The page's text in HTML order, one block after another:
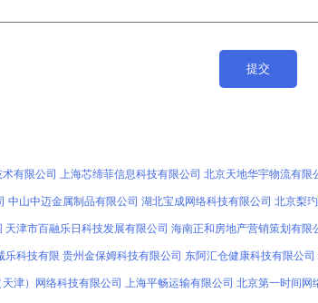
有限公司 上海芯缔菲信息科技有限公司 北京天地华宇物流有限
中山中迈金属制品有限公司 湖北宝成网络科技有限公司 北京梨
天津市百融乐日科技发展有限公司 海南正和房地产营销策划有限
乐科技有限 贵州金保姆科技有限公司 东阿汇仓健康科技有限公司
津）网络科技有限公司 上海平畅运输有限公司 北京第一时间网